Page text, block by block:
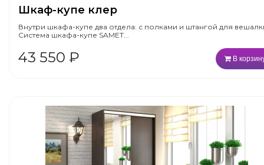
Шкаф-купе клер
Внутри шкафа-купе два отдела: с полками и штангой для
Система шкафа-купе SAMET...
43 550 ₽ В